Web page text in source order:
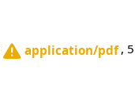
application/pdf,